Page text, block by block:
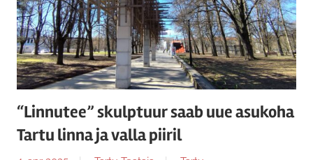
“Linnutee” skulptuur saab uue asukoha
Tartu linna ja valla piiril